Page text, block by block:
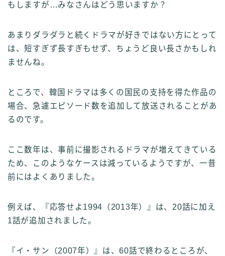
もしますが…みなさんはどう思いますか？
あまりダラダラと続くドラマが好きではない方にとって
は、短すぎず長すぎもせず、ちょうど良い長さかもしれ
ませんね。
ところで、韓国ドラマは多くの国民の支持を得た作品の
場合、急遽エピソード数を追加して放送されることがあ
るのです。
ここ数年は、事前に撮影されるドラマが増えてきている
ため、このようなケースは減っているようですが、一昔
前にはよくありました。
例えば、『応答せよ1994（2013年）』は、20話に加え
1話が追加されました。
『イ・サン（2007年）』は、60話で終わるところが、